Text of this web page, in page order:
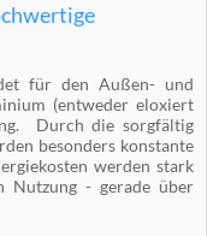
für den Außen- und
(entweder eloxiert
Durch die sorgfältig
besonders konstante
werden stark
Nutzung - gerade über